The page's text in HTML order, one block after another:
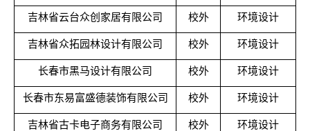
吉林省云台众创家居有限公司 校外 环境设计
吉林省众拓园林设计有限公司 校外 环境设计
长春市黑马设计有限公司 校外 环境设计
长春市东易富盛德装饰有限公司 校外 环境设计
吉林省古卡电子商务有限公司 校外 环境设计